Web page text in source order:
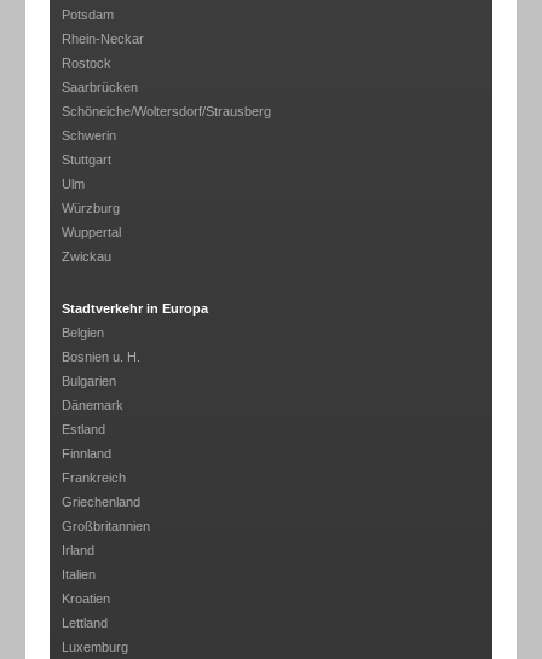
Potsdam
Rhein-Neckar
Rostock
Saarbrücken
Schöneiche/Woltersdorf/Strausberg
Schwerin
Stuttgart
Ulm
Würzburg
Wuppertal
Zwickau
Stadtverkehr in Europa
Belgien
Bosnien u. H.
Bulgarien
Dänemark
Estland
Finnland
Frankreich
Griechenland
Großbritannien
Irland
Italien
Kroatien
Lettland
Luxemburg